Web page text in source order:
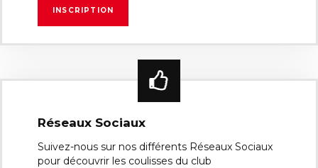
Réseaux Sociaux
Suivez-nous sur nos différents Réseaux Sociaux
pour découvrir les coulisses du club